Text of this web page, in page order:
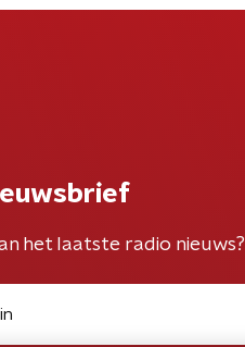
het laatste radio nieuws?